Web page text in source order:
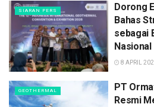
SIARAN PERS
Dorong
Bahas
sebagai
Nasional
8 APRIL
GEOTHERMAL
PT
Resmi